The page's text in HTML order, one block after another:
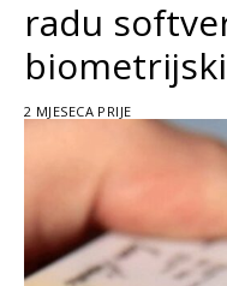
radu
2 MJESECA PRIJE